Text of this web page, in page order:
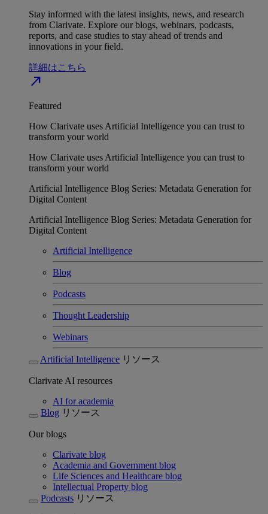
Stay informed with the latest insights, news, and research
from Clarivate. Explore our blogs, webinars, podcasts,
reports, and case studies to stay ahead of trends and
innovations in your field.
詳細はこちら
north_east
Featured
How Clarivate uses Artificial Intelligence you can trust to
transform your world
How Clarivate uses Artificial Intelligence you can trust to
transform your world
Artificial Intelligence Blog Series: Metadata Generation for
Digital Content
Artificial Intelligence Blog Series: Metadata Generation for
Digital Content
Artificial Intelligence
Blog
Podcasts
Thought Leadership
Webinars
Artificial Intelligence リソース
Clarivate AI resources
AI for academia
Blog リソース
Our blogs
Clarivate blog
Academia and Government blog
Life Sciences and Healthcare blog
Intellectual Property blog
Podcasts リソース